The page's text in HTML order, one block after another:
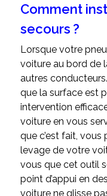
Comment
secours ?
Lorsque votre
voiture au bord de
autres
que la surface est
intervention
voiture en vous
que c’est fait, vous
levage de votre
vous que cet outil
point d’appui en
voiture ne glisse